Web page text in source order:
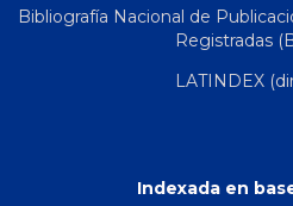
Bibliografía Nacional de
Registradas
LATINDEX
Indexada en